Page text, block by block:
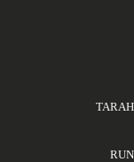
TARAH
RUN